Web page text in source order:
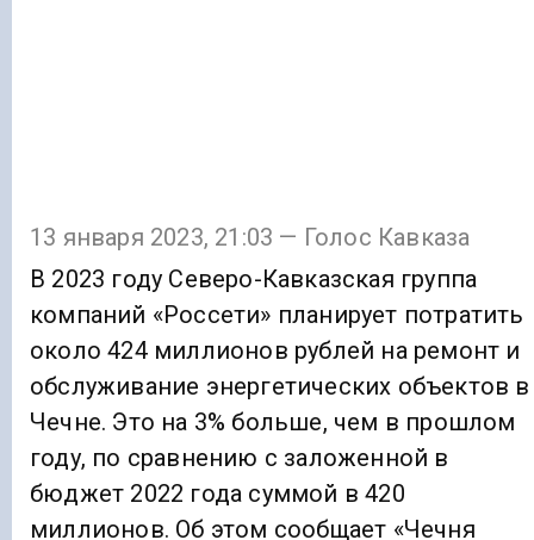
13 января 2023, 21:03 — Голос Кавказа
В 2023 году Северо-Кавказская группа
компаний «Россети» планирует потратить
около 424 миллионов рублей на ремонт и
обслуживание энергетических объектов в
Чечне. Это на 3% больше, чем в прошлом
году, по сравнению с заложенной в
бюджет 2022 года суммой в 420
миллионов. Об этом сообщает «Чечня